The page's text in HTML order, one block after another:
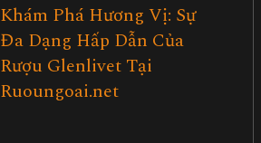
Khám Phá Hương Vị: Sự
Đa Dạng Hấp Dẫn Của
Rượu Glenlivet Tại
Ruoungoai.net